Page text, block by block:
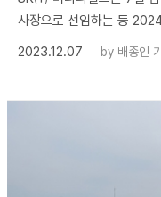
사장으로 선임하는 등
2023.12.07
by 배종인